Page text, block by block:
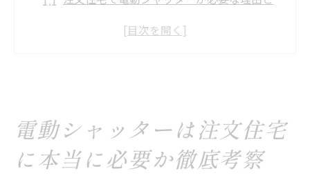
防犯や台風対策としての注文住宅の電動シ
ャッターの実力
快適性向上に寄与する注文住宅のシャッタ
電動シャッターは注文住宅
に本当に必要か徹底考察